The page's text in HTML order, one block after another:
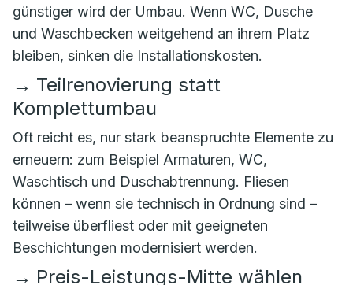
günstiger wird der Umbau. Wenn WC, Dusche
und Waschbecken weitgehend an ihrem Platz
bleiben, sinken die Installationskosten.
→ Teilrenovierung statt
Komplettumbau
Oft reicht es, nur stark beanspruchte Elemente zu
erneuern: zum Beispiel Armaturen, WC,
Waschtisch und Duschabtrennung. Fliesen
können – wenn sie technisch in Ordnung sind –
teilweise überfliest oder mit geeigneten
Beschichtungen modernisiert werden.
→ Preis-Leistungs-Mitte wählen